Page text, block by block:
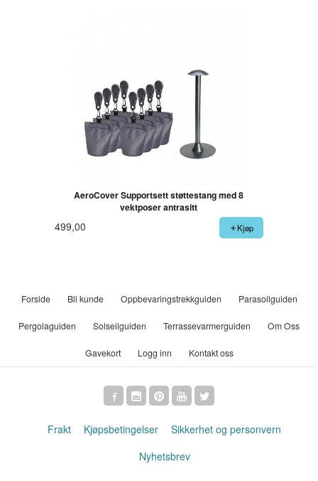
AeroCover Supportsett støttestang med 8
vektposer antrasitt
499,00 Kjøp
Forside Bli kunde Oppbevaringstrekkguiden Parasollguiden
Pergolaguiden Solseilguiden Terrassevarmerguiden Om Oss
Gavekort Logg inn Kontakt oss
Frakt Kjøpsbetingelser
Sikkerhet og personvern
Nyhetsbrev